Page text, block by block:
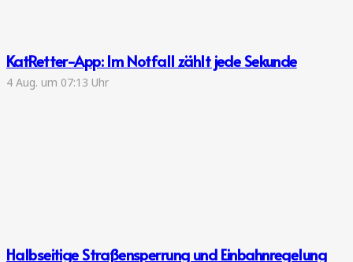
KatRetter-App: Im Notfall zählt jede Sekunde
4 Aug. um 07:13 Uhr
Halbseitige Straßensperrung und Einbahnregelung